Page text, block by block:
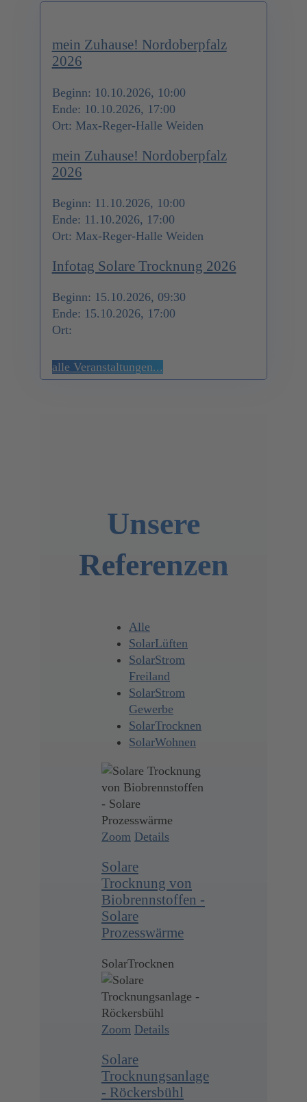
mein Zuhause! Nordoberpfalz
2026
Beginn: 10.10.2026, 10:00
Ende: 10.10.2026, 17:00
Ort: Max-Reger-Halle Weiden
mein Zuhause! Nordoberpfalz
2026
Beginn: 11.10.2026, 10:00
Ende: 11.10.2026, 17:00
Ort: Max-Reger-Halle Weiden
Infotag Solare Trocknung 2026
Beginn: 15.10.2026, 09:30
Ende: 15.10.2026, 17:00
Ort:
alle Veranstaltungen...
Unsere
Referenzen
Alle
SolarLüften
SolarStrom
Freiland
SolarStrom
Gewerbe
SolarTrocknen
SolarWohnen
Zoom Details
Solare
Trocknung von
Biobrennstoffen -
Solare
Prozesswärme
SolarTrocknen
Zoom Details
Solare
Trocknungsanlage
- Röckersbühl